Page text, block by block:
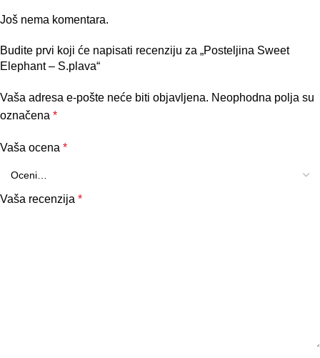
Još nema komentara.
Budite prvi koji će napisati recenziju za „Posteljina Sweet
Elephant – S.plava“
Vaša adresa e-pošte neće biti objavljena. Neophodna polja su
označena *
Vaša ocena *
Vaša recenzija *